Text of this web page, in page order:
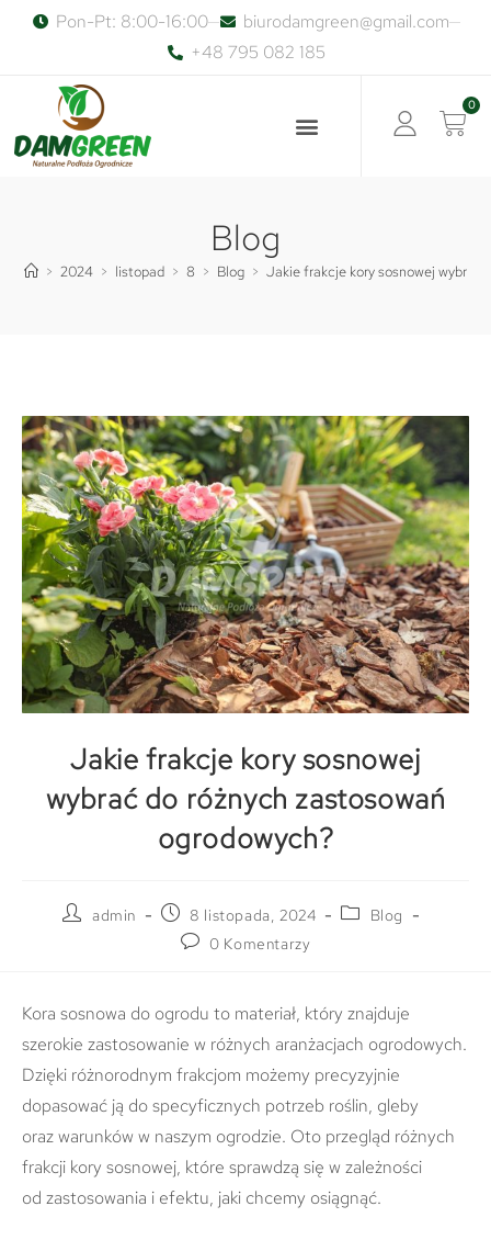
Pon-Pt: 8:00-16:00
biurodamgreen@gmail.com
+48 795 082 185
0
Blog
> 2024 > listopad > 8 > Blog > Jakie frakcje kory sosnowej wybrać
Jakie frakcje kory sosnowej
wybrać do różnych zastosowań
ogrodowych?
admin 8 listopada, 2024
Blog
0 Komentarzy
Kora sosnowa do ogrodu to materiał, który znajduje
szerokie zastosowanie w różnych aranżacjach ogrodowych.
Dzięki różnorodnym frakcjom możemy precyzyjnie
dopasować ją do specyficznych potrzeb roślin, gleby
oraz warunków w naszym ogrodzie. Oto przegląd różnych
frakcji kory sosnowej, które sprawdzą się w zależności
od zastosowania i efektu, jaki chcemy osiągnąć.